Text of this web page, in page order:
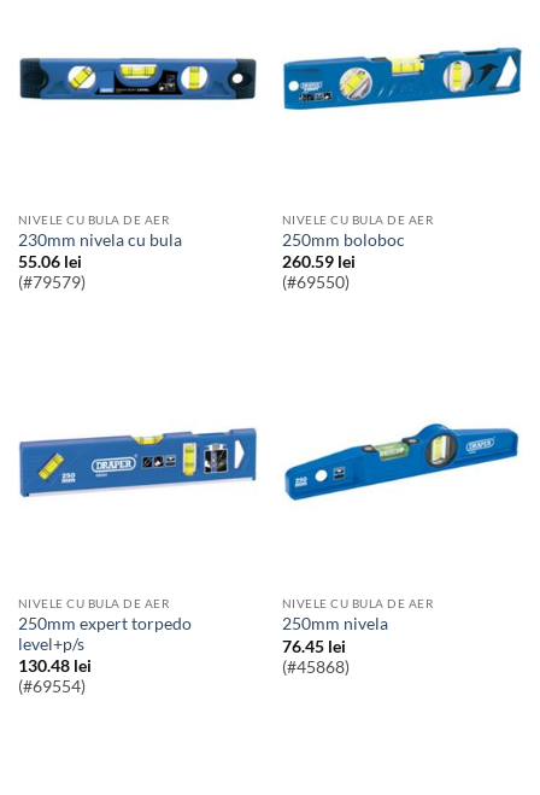
NIVELE CU BULA DE AER
230mm nivela cu bula
55.06 lei
(#79579)
NIVELE CU BULA DE AER
250mm boloboc
260.59 lei
(#69550)
NIVELE CU BULA DE AER
250mm expert torpedo
level+p/s
130.48 lei
(#69554)
NIVELE CU BULA DE AER
250mm nivela
76.45 lei
(#45868)